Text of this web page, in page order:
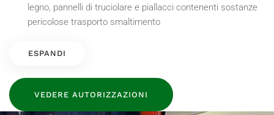
legno, pannelli di truciolare e piallacci contenenti sostanze
pericolose trasporto smaltimento
ESPANDI
VEDERE AUTORIZZAZIONI